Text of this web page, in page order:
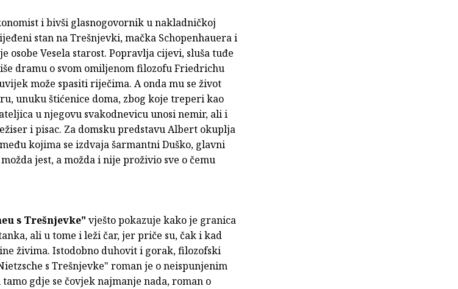
i bivši glasnogovornik u nakladničkoj
stan na Trešnjevki, mačka Schopenhauera i
osobe Vesela starost. Popravlja cijevi, sluša tuđe
dramu o svom omiljenom filozofu Friedrichu
može spasiti riječima. A onda mu se život
unuku štićenice doma, zbog koje treperi kao
u njegovu svakodnevicu unosi nemir, ali i
i pisac. Za domsku predstavu Albert okuplja
kojima se izdvaja šarmantni Duško, glavni
jest, a možda i nije proživio sve o čemu
s Trešnjevke" vješto pokazuje kako je granica
ali u tome i leži čar, jer priče su, čak i kad
živima. Istodobno duhovit i gorak, filozofski
s Trešnjevke" roman je o neispunjenim
gdje se čovjek najmanje nada, roman o